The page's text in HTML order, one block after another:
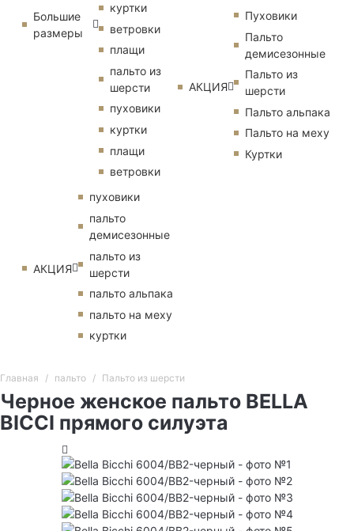
Большие
размеры
куртки
ветровки
плащи
пальто из
шерсти
пуховики
куртки
плащи
ветровки
АКЦИЯ
пуховики
пальто
демисезонные
пальто из
шерсти
пальто альпака
пальто на меху
куртки
АКЦИЯ
Пуховики
Пальто
демисезонные
Пальто из
шерсти
Пальто альпака
Пальто на меху
Куртки
Главная пальто Пальто из шерсти
Черное женское пальто BELLA
BICCI прямого силуэта